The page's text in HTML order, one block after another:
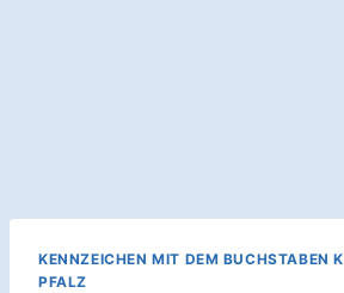
KENNZEICHEN MIT DEM BUCHSTABEN K
PFALZ